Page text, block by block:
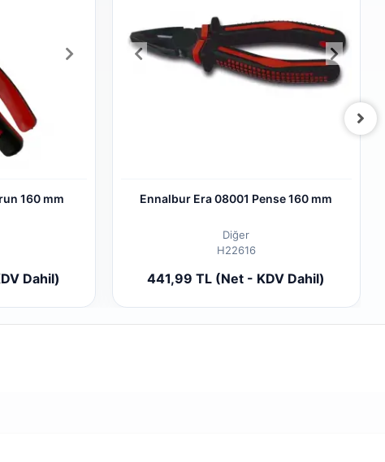
160 mm
Dahil)
Ennalbur Era 08001 Pense 160 mm
Diğer
H22616
441,99 TL (Net - KDV Dahil)